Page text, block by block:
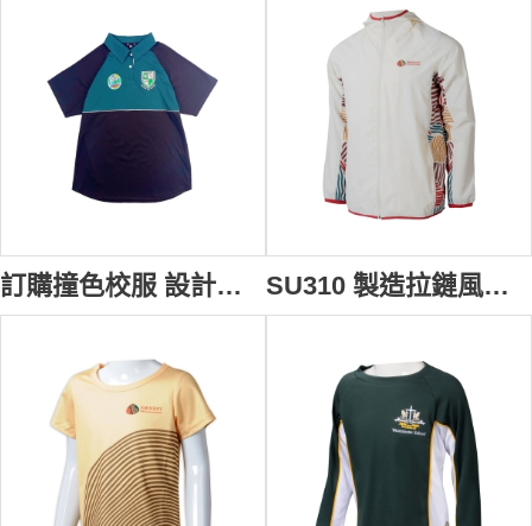
訂購撞色校服 設計繡花LOGO牛角袖校服 短袖校服專門店 澳洲 公立學校 SU322 SU310 製造拉鏈風褸校服 設計團體連帽拼接印花紅色邊風褸校服 校服批發商 國際學校 預備班 幼稚園